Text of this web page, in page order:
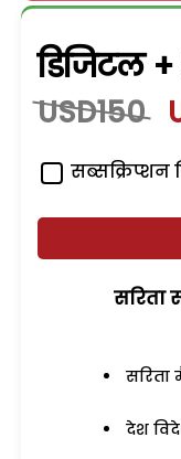
डिजिटल
USD150
सब्सक्रिप्शन
सरिता
सरिता
देश